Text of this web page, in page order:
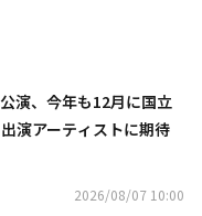
公演、今年も12月に国立
演アーティストに期待
2026/08/07 10:00